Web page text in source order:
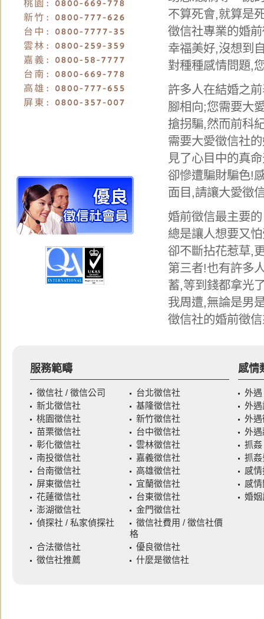
不算死會,就算是
徵信社專業的婚
幸福美好,沒想到
對種種感情問題,
許多人在結婚之
腳相向;您需要大
搶拐騙,然而前科
需要大愛徵信社
見了心目中的真
卻慘遭騙財騙色!
面目,請讓大愛徵
婚前徵信最主要
總是讓人想要又
卻不斷拈花惹草,
第三者!也有許多
蓄,等到錢都拿光
我周遭,無論是男
徵信社的婚前徵
服務範疇
徵信社 / 徵信公司
台北徵信社
新北徵信社
基隆徵信社
桃園徵信社
新竹徵信社
苗栗徵信社
台中徵信社
彰化徵信社
雲林徵信社
南投徵信社
嘉義徵信社
台南徵信社
高雄徵信社
屏東徵信社
宜蘭徵信社
花蓮徵信社
台東徵信社
澎湖徵信社
金門徵信社
偵探社 / 私家偵探社
徵信社費用 / 徵信社價
格
合法徵信社
優良徵信社
徵信社推薦
什麼是徵信社
感情
外遇
外
外
外
抓姦
抓
感
感
婚姻